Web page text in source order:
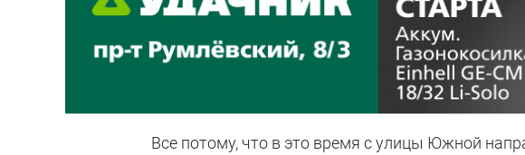
Все потому, что в это время с улицы Южной